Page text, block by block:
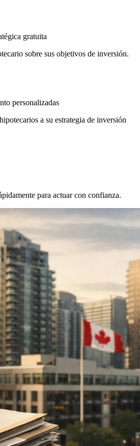
gratuita
sobre sus objetivos de inversión.
personalizadas
a su estrategia de inversión
para actuar con confianza.